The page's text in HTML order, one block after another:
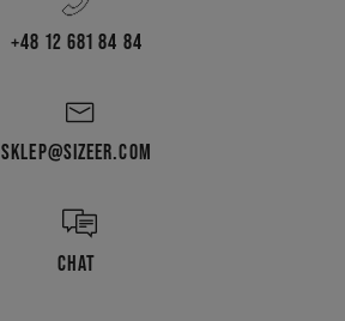
+48 12 681 84 84
SKLEP@SIZEER.COM
CHAT